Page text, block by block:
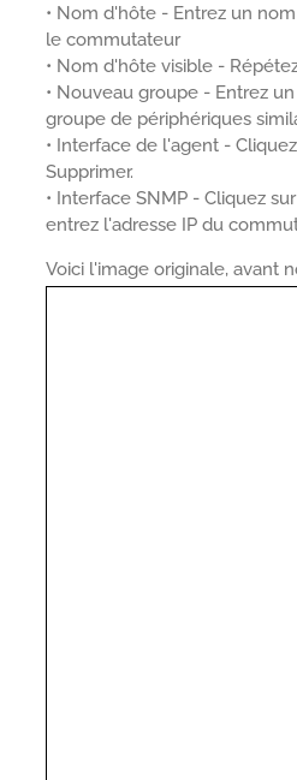
• Nom d'hôte - Entrez un
le commutateur
• Nom d'hôte visible -
• Nouveau groupe - Entrez
groupe de périphériques
• Interface de l'agent -
Supprimer.
• Interface SNMP - Cliquez
entrez l'adresse IP du
Voici l'image originale, avant